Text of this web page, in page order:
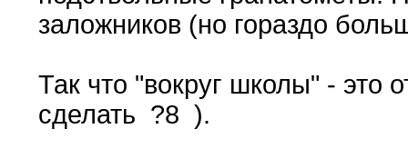
заложников (но гораздо
Так что "вокруг школы" - это
сделать ?8 ).